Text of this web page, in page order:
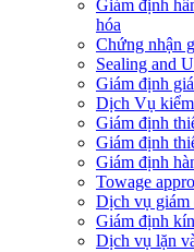
​Giám định
hóa
Chứng nhận
Sealing and
Giám định
Dịch Vụ
Giám định
Giám định
Giám định
Towage
Dịch vụ giám
Giám định
Dịch vụ lặn